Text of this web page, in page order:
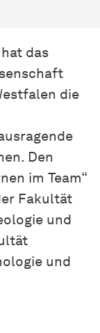
das
die
Den
im Team“
Fakultät
und
und